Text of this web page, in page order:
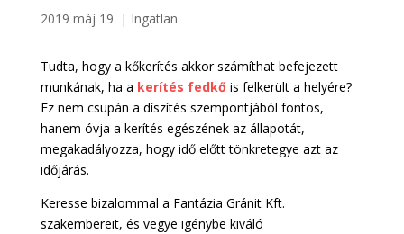
2019 máj 19. | Ingatlan
Tudta, hogy a kőkerítés akkor számíthat befejezett
munkának, ha a kerítés fedkőis felkerült a helyére?
Ez nem csupán a díszítés szempontjából fontos,
hanem óvja a kerítés egészének az állapotát,
megakadályozza, hogy idő előtt tönkretegye azt az
időjárás.
Keresse bizalommal a Fantázia Gránit Kft.
szakembereit, és vegye igénybe kiváló